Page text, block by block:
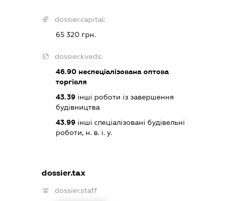
dossier.capital:
65 320 грн.
dossier.kveds:
46.90 неспеціалізована оптова
торгівля
43.39 інші роботи із завершення
будівництва
43.99 інші спеціалізовані будівельні
роботи, н. в. і. у.
dossier.tax
dossier.staff